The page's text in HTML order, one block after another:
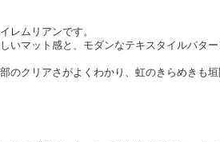
レムリアンです。
いマット感と、モダンなテキスタイルパタ
のクリアさがよくわかり、虹のきらめきも垣